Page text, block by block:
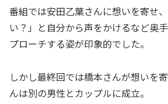
番組では安田乙葉さんに想いを寄せ
い？」と自分から声をかけるなど奥
プローチする姿が印象的でした。
しかし最終回では橋本さんが想いを
んは別の男性とカップルに成立。